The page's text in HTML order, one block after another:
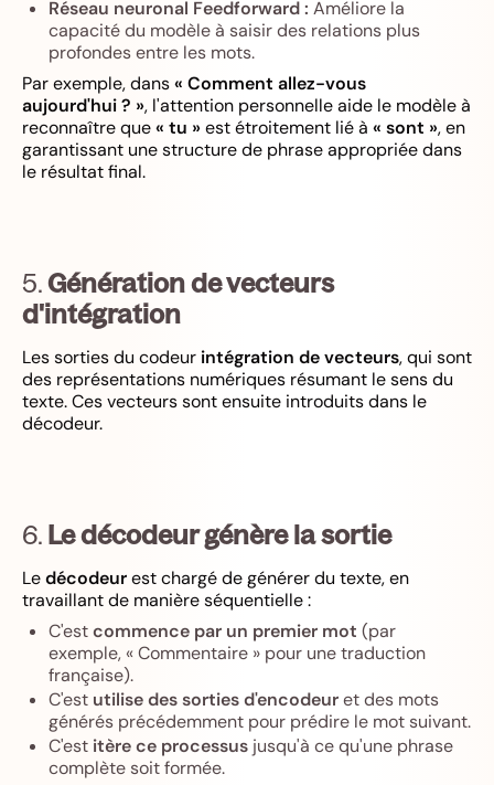
Réseau neuronal Feedforward : Améliore la
capacité du modèle à saisir des relations plus
profondes entre les mots.
Par exemple, dans« Comment allez-vous
aujourd'hui ? », l'attention personnelle aide le modèle à
reconnaître que« tu »est étroitement lié à « sont », en
garantissant une structure de phrase appropriée dans
le résultat final.
5.Génération de vecteurs
d'intégration
Les sorties du codeur intégration de vecteurs, qui sont
des représentations numériques résumant le sens du
texte. Ces vecteurs sont ensuite introduits dans le
décodeur.
6. Le décodeur génère la sortie
Ledécodeurest chargé de générer du texte, en
travaillant de manière séquentielle :
C'estcommence par un premier mot (par
exemple, « Commentaire » pour une traduction
française).
C'est utilise des sorties d'encodeuret des mots
générés précédemment pour prédire le mot suivant.
C'est itère ce processus jusqu'à ce qu'une phrase
complète soit formée.